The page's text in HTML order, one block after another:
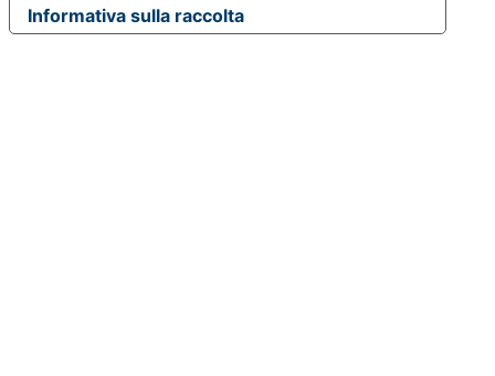
Informativa sulla raccolta